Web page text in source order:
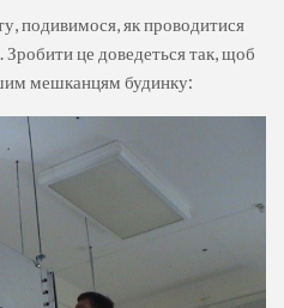
подивимося, як проводитися
Зробити це доведеться так, щоб
мешканцям будинку: